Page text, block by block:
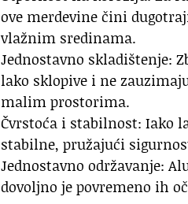
ove merdevine čini
vlažnim sredinama.
Jednostavno skladištenje:
lako sklopive i ne
malim prostorima.
Čvrstoća i stabilnost: Iako
stabilne, pružajući
Jednostavno održavanje:
dovoljno je povremeno ih